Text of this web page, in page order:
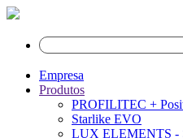
Empresa
Produtos
PROFILITEC +
Starlike EVO
LUX ELEMENTS -